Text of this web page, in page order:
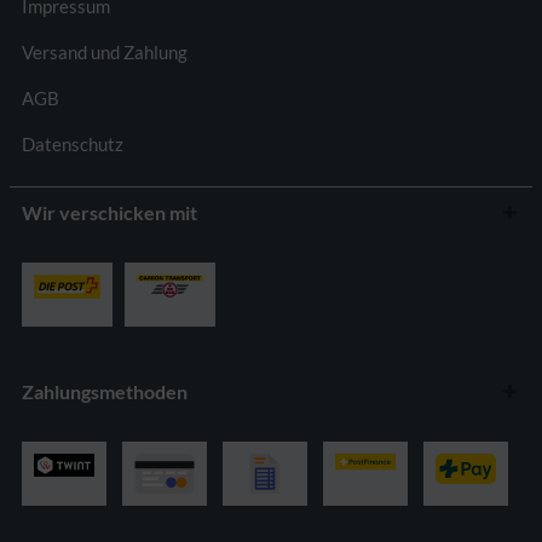
Impressum
Versand und Zahlung
AGB
Datenschutz
Wir verschicken mit
Zahlungsmethoden